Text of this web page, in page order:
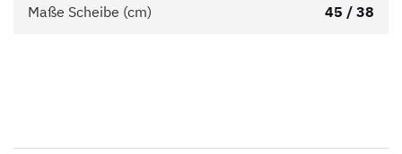
Maße Scheibe (cm) 45 / 38